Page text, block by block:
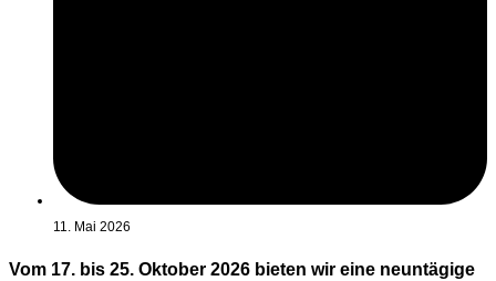
11. Mai 2026
Vom 17. bis 25. Oktober 2026 bieten wir eine neuntägige